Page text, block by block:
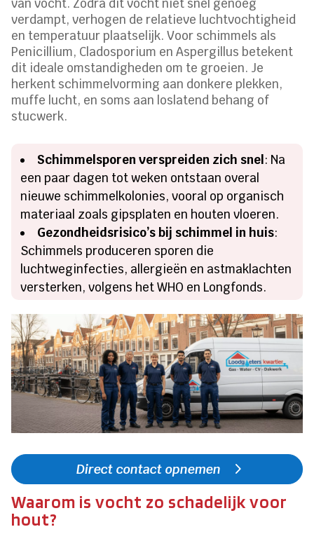
van vocht. Zodra dit vocht niet snel genoeg
verdampt, verhogen de relatieve luchtvochtigheid
en temperatuur plaatselijk. Voor schimmels als
Penicillium, Cladosporium en Aspergillus betekent
dit ideale omstandigheden om te groeien. Je
herkent schimmelvorming aan donkere plekken,
muffe lucht, en soms aan loslatend behang of
stucwerk.
Schimmelsporen verspreiden zich snel: Na
een paar dagen tot weken ontstaan overal
nieuwe schimmelkolonies, vooral op organisch
materiaal zoals gipsplaten en houten vloeren.
Gezondheidsrisico’s bij schimmel in huis:
Schimmels produceren sporen die
luchtweginfecties, allergieën en astmaklachten
versterken, volgens het WHO en Longfonds.
Direct contact opnemen
Waarom is vocht zo schadelijk voor
hout?